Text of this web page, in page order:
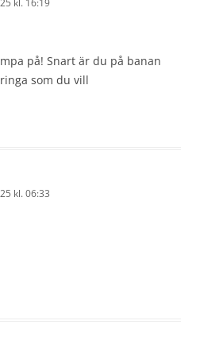
kl. 16:19
på! Snart är du på banan
som du vill
kl. 06:33